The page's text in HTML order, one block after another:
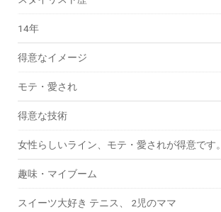
14年
得意なイメージ
モテ・愛され
得意な技術
女性らしいライン、モテ・愛されが得意です。
趣味・マイブーム
スイーツ大好き テニス、 2児のママ